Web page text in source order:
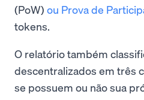
(PoW) ou Prova de
tokens.
O relatório também
descentralizados em três
se possuem ou não sua